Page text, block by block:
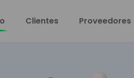
Clientes Proveedores